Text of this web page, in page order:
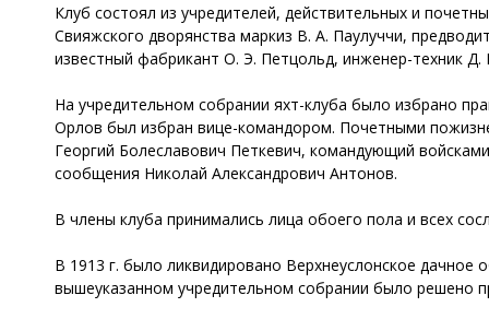
Клуб состоял из учредителей, действительных и
Свияжского дворянства маркиз В. А. Паулуччи,
известный фабрикант О. Э. Петцольд, инженер-техник Д.
На учредительном собрании яхт-клуба было избрано
Орлов был избран вице-командором. Почетными
Георгий Болеславович Петкевич, командующий
сообщения Николай Александрович Антонов.
В члены клуба принимались лица обоего пола и всех
В 1913 г. было ликвидировано Верхнеуслонское
вышеуказанном учредительном собрании было решено